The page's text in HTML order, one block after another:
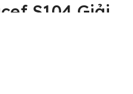
S104 Giải